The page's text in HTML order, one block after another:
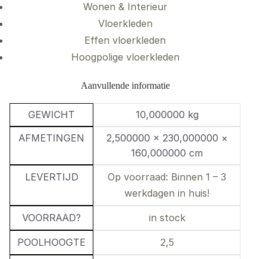
Wonen & Interieur
Vloerkleden
Effen vloerkleden
Hoogpolige vloerkleden
Aanvullende informatie
GEWICHT
10,000000 kg
AFMETINGEN
2,500000 × 230,000000 ×
160,000000 cm
LEVERTIJD
Op voorraad: Binnen 1 – 3
werkdagen in huis!
VOORRAAD? in stock
POOLHOOGTE 2,5